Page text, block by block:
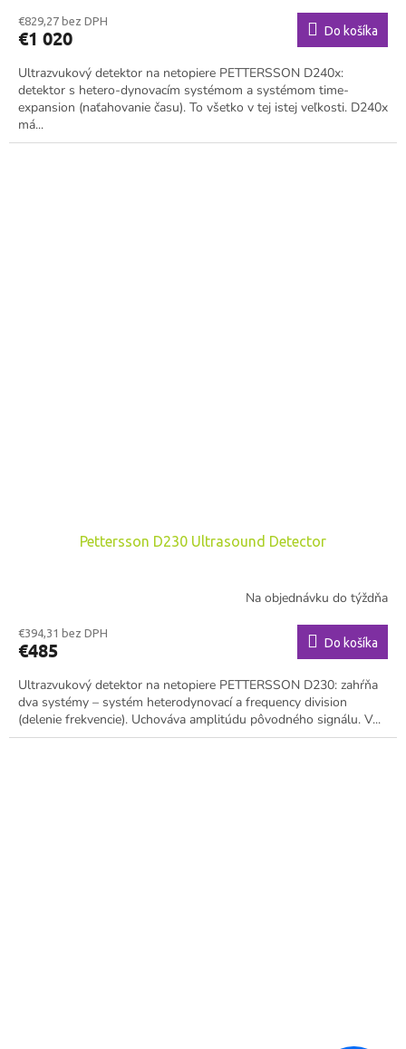
€829,27 bez DPH
€1 020 Do košíka
Ultrazvukový detektor na netopiere PETTERSSON D240x:
detektor s hetero-dynovacím systémom a systémom time-
expansion (naťahovanie času). To všetko v tej istej veľkosti. D240x
má...
Pettersson D230 Ultrasound Detector
Na objednávku do týždňa
€394,31 bez DPH
€485 Do košíka
Ultrazvukový detektor na netopiere PETTERSSON D230: zahŕňa
dva systémy – systém heterodynovací a frequency division
(delenie frekvencie). Uchováva amplitúdu pôvodného signálu. V...